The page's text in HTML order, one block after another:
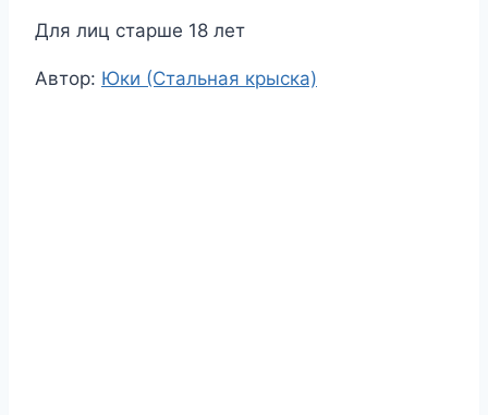
Для лиц старше 18 лет
Метки
Автор: Юки (Стальная крыска)